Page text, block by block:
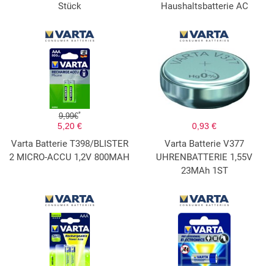
Stück
Haushaltsbatterie AC
9,99€*
5,20 €
Varta Batterie T398/BLISTER
2 MICRO-ACCU 1,2V 800MAH
0,93 €
Varta Batterie V377
UHRENBATTERIE 1,55V
23MAh 1ST